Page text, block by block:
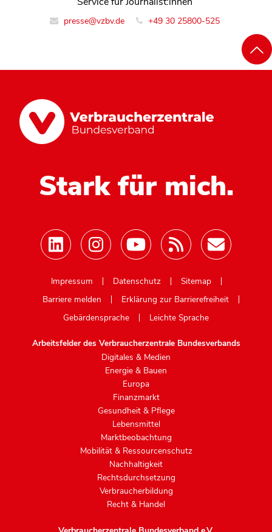
presse@vzbv.de +49 30 25800-525
Stark für mich.
Impressum
Datenschutz
Sitemap
Barriere melden
Erklärung zur Barrierefreiheit
Gebärdensprache
Leichte Sprache
Arbeitsfelder des Verbraucherzentrale Bundesverbands
Digitales & Medien
Energie & Bauen
Europa
Finanzmarkt
Gesundheit & Pflege
Lebensmittel
Marktbeobachtung
Mobilität & Ressourcenschutz
Nachhaltigkeit
Rechtsdurchsetzung
Verbraucherbildung
Recht & Handel